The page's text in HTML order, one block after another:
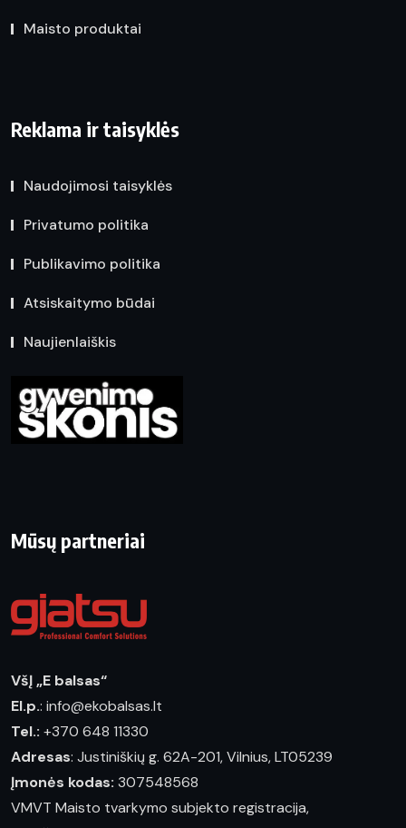
Maisto produktai
Reklama ir taisyklės
Naudojimosi taisyklės
Privatumo politika
Publikavimo politika
Atsiskaitymo būdai
Naujienlaiškis
Mūsų partneriai
VšĮ „E balsas“
El.p.: info@ekobalsas.lt
Tel.: +370 648 11330
Adresas: Justiniškių g. 62A-201, Vilnius, LT05239
Įmonės kodas: 307548568
VMVT Maisto tvarkymo subjekto registracija,